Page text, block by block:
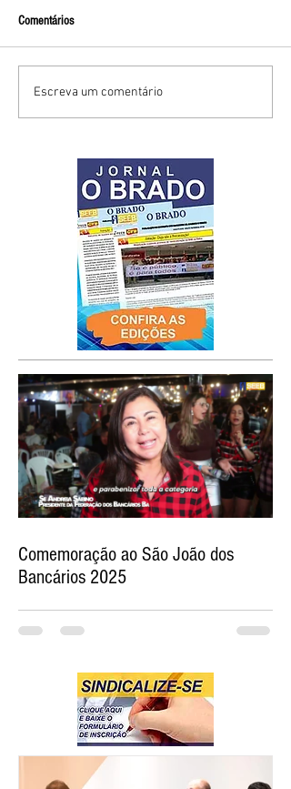
Comentários
Escreva um comentário
Comemoração ao São João dos
Bancários 2025